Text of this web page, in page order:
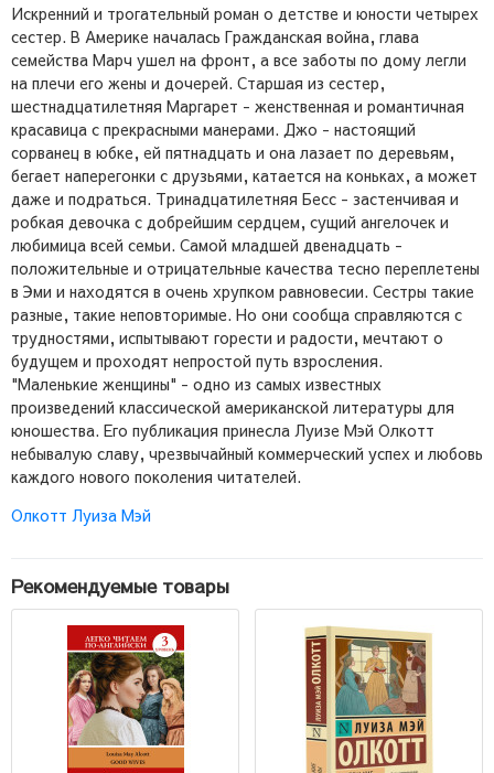
Искренний и трогательный роман о детстве и юности четырех
сестер. В Америке началась Гражданская война, глава
семейства Марч ушел на фронт, а все заботы по дому легли
на плечи его жены и дочерей. Старшая из сестер,
шестнадцатилетняя Маргарет - женственная и романтичная
красавица с прекрасными манерами. Джо - настоящий
сорванец в юбке, ей пятнадцать и она лазает по деревьям,
бегает наперегонки с друзьями, катается на коньках, а может
даже и подраться. Тринадцатилетняя Бесс - застенчивая и
робкая девочка с добрейшим сердцем, сущий ангелочек и
любимица всей семьи. Самой младшей двенадцать -
положительные и отрицательные качества тесно переплетены
в Эми и находятся в очень хрупком равновесии. Сестры такие
разные, такие неповторимые. Но они сообща справляются с
трудностями, испытывают горести и радости, мечтают о
будущем и проходят непростой путь взросления.
"Маленькие женщины" - одно из самых известных
произведений классической американской литературы для
юношества. Его публикация принесла Луизе Мэй Олкотт
небывалую славу, чрезвычайный коммерческий успех и любовь
каждого нового поколения читателей.
Олкотт Луиза Мэй
Рекомендуемые товары